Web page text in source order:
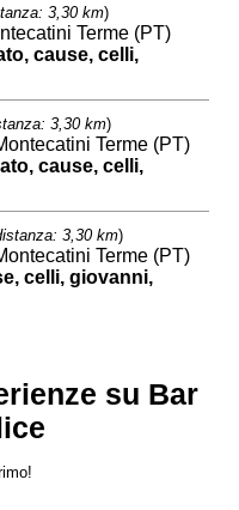
3,30 km)
Terme (PT)
cause, celli,
3,30 km)
Terme (PT)
cause, celli,
3,30 km)
Terme (PT)
celli, giovanni,
su Bar